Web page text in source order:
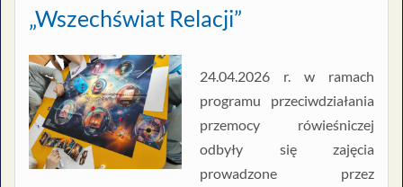
„Wszechświat Relacji”
24.04.2026 r. w ramach
programu przeciwdziałania
przemocy rówieśniczej
odbyły się zajęcia
prowadzone przez